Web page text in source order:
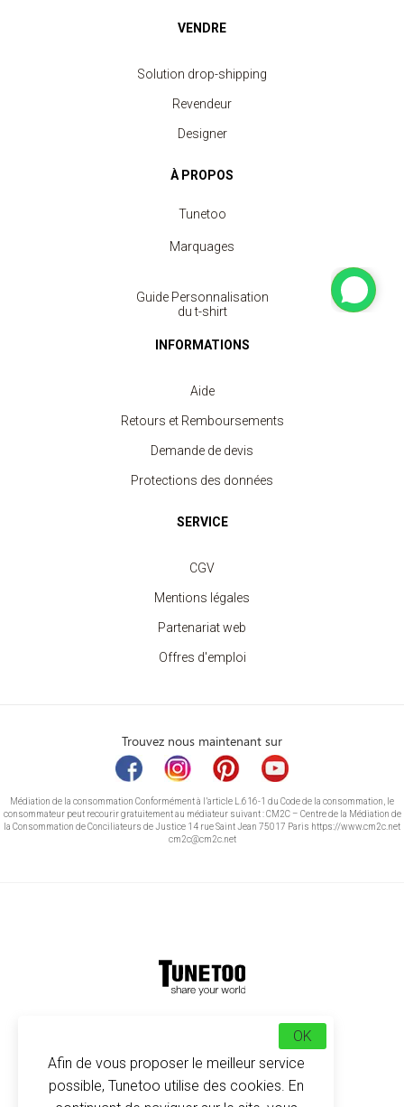
VENDRE
Solution drop-shipping
Revendeur
Designer
À PROPOS
Tunetoo
Marquages
Guide Personnalisation
du t-shirt
INFORMATIONS
Aide
Retours et Remboursements
Demande de devis
Protections des données
SERVICE
CGV
Mentions légales
Partenariat web
Offres d'emploi
Trouvez nous maintenant sur
Médiation de la consommation Conformément à l’article L.616-1 du Code de la consommation, le
consommateur peut recourir gratuitement au médiateur suivant : CM2C – Centre de la Médiation de
la Consommation de Conciliateurs de Justice 14 rue Saint Jean 75017 Paris https://www.cm2c.net
cm2c@cm2c.net
Afin de vous proposer le meilleur service
possible, Tunetoo utilise des cookies. En
OK